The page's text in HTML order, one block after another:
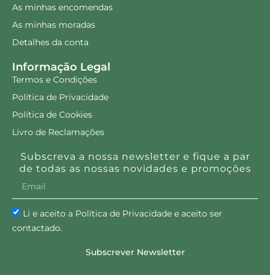
As minhas encomendas
As minhas moradas
Detalhes da conta
Informação Legal
Termos e Condições
Política de Privacidade
Política de Cookies
Livro de Reclamações
Subscreva a nossa newsletter e fique a par
de todas as nossas novidades e promoções
Li e aceito a Política de Privacidade e aceito ser
contactado.
Subscrever Newsletter